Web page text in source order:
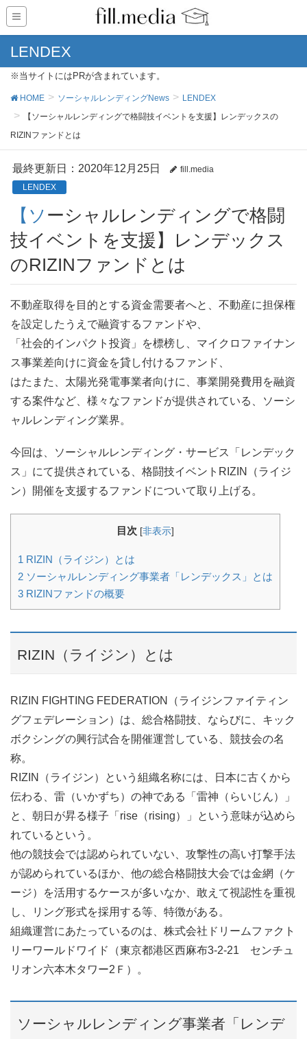
LENDEX
※当サイトにはPRが含まれています。
HOME ソーシャルレンディングNews
LENDEX
【ソーシャルレンディングで格闘技イベントを支援】レンデックスの
RIZINファンドとは
最終更新日：2020年12月25日
fill.media
LENDEX
【ソーシャルレンディングで格闘
技イベントを支援】レンデックス
のRIZINファンドとは
不動産取得を目的とする資金需要者へと、不動産に担保権
を設定したうえで融資するファンドや、
「社会的インパクト投資」を標榜し、マイクロファイナン
ス事業差向けに資金を貸し付けるファンド、
はたまた、太陽光発電事業者向けに、事業開発費用を融資
する案件など、様々なファンドが提供されている、ソーシ
ャルレンディング業界。
今回は、ソーシャルレンディング・サービス「レンデック
ス」にて提供されている、格闘技イベントRIZIN（ライジ
ン）開催を支援するファンドについて取り上げる。
目次 [非表示]
1 RIZIN（ライジン）とは
2 ソーシャルレンディング事業者「レンデックス」とは
3 RIZINファンドの概要
RIZIN（ライジン）とは
RIZIN FIGHTING FEDERATION（ライジンファイティン
グフェデレーション）は、総合格闘技、ならびに、キック
ボクシングの興行試合を開催運営している、競技会の名
称。
RIZIN（ライジン）という組織名称には、日本に古くから
伝わる、雷（いかずち）の神である「雷神（らいじん）」
と、朝日が昇る様子「rise（rising）」という意味が込めら
れているという。
他の競技会では認められていない、攻撃性の高い打撃手法
が認められているほか、他の総合格闘技大会では金網（ケ
ージ）を活用するケースが多いなか、敢えて視認性を重視
し、リング形式を採用する等、特徴がある。
組織運営にあたっているのは、株式会社ドリームファクト
リーワールドワイド（東京都港区西麻布3-2-21 センチュ
リオン六本木タワー2Ｆ）。
ソーシャルレンディング事業者「レンデ